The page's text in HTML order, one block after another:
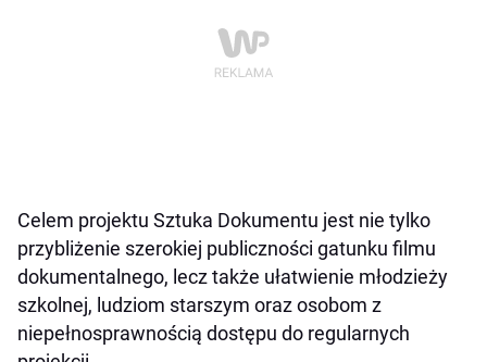
Celem projektu Sztuka Dokumentu jest nie tylko
przybliżenie szerokiej publiczności gatunku filmu
dokumentalnego, lecz także ułatwienie młodzieży
szkolnej, ludziom starszym oraz osobom z
niepełnosprawnością dostępu do regularnych